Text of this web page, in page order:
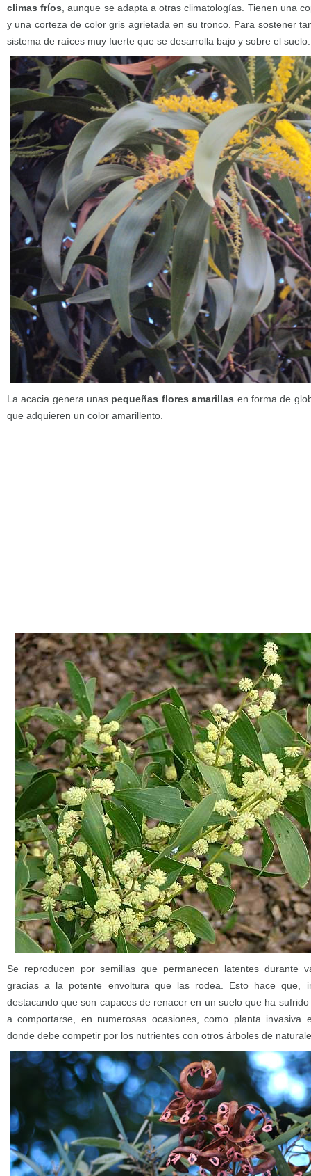
climas fríos , aunque se adapta a otras climatologías. Tienen una
y una corteza de color gris agrietada en su tronco. Para sostener
sistema de raíces muy fuerte que se desarrolla bajo y sobre el suelo.
La acacia genera unas pequeñas flores amarillas en forma de
que adquieren un color amarillento.
Se reproducen por semillas que permanecen latentes durante
gracias a la potente envoltura que las rodea. Esto hace que,
destacando que son capaces de renacer en un suelo que ha
a comportarse, en numerosas ocasiones, como planta invasiva
donde debe competir por los nutrientes con otros árboles de